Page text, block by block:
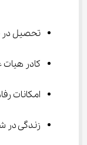
تحصیل در
کادر
امکانات
زندگی در